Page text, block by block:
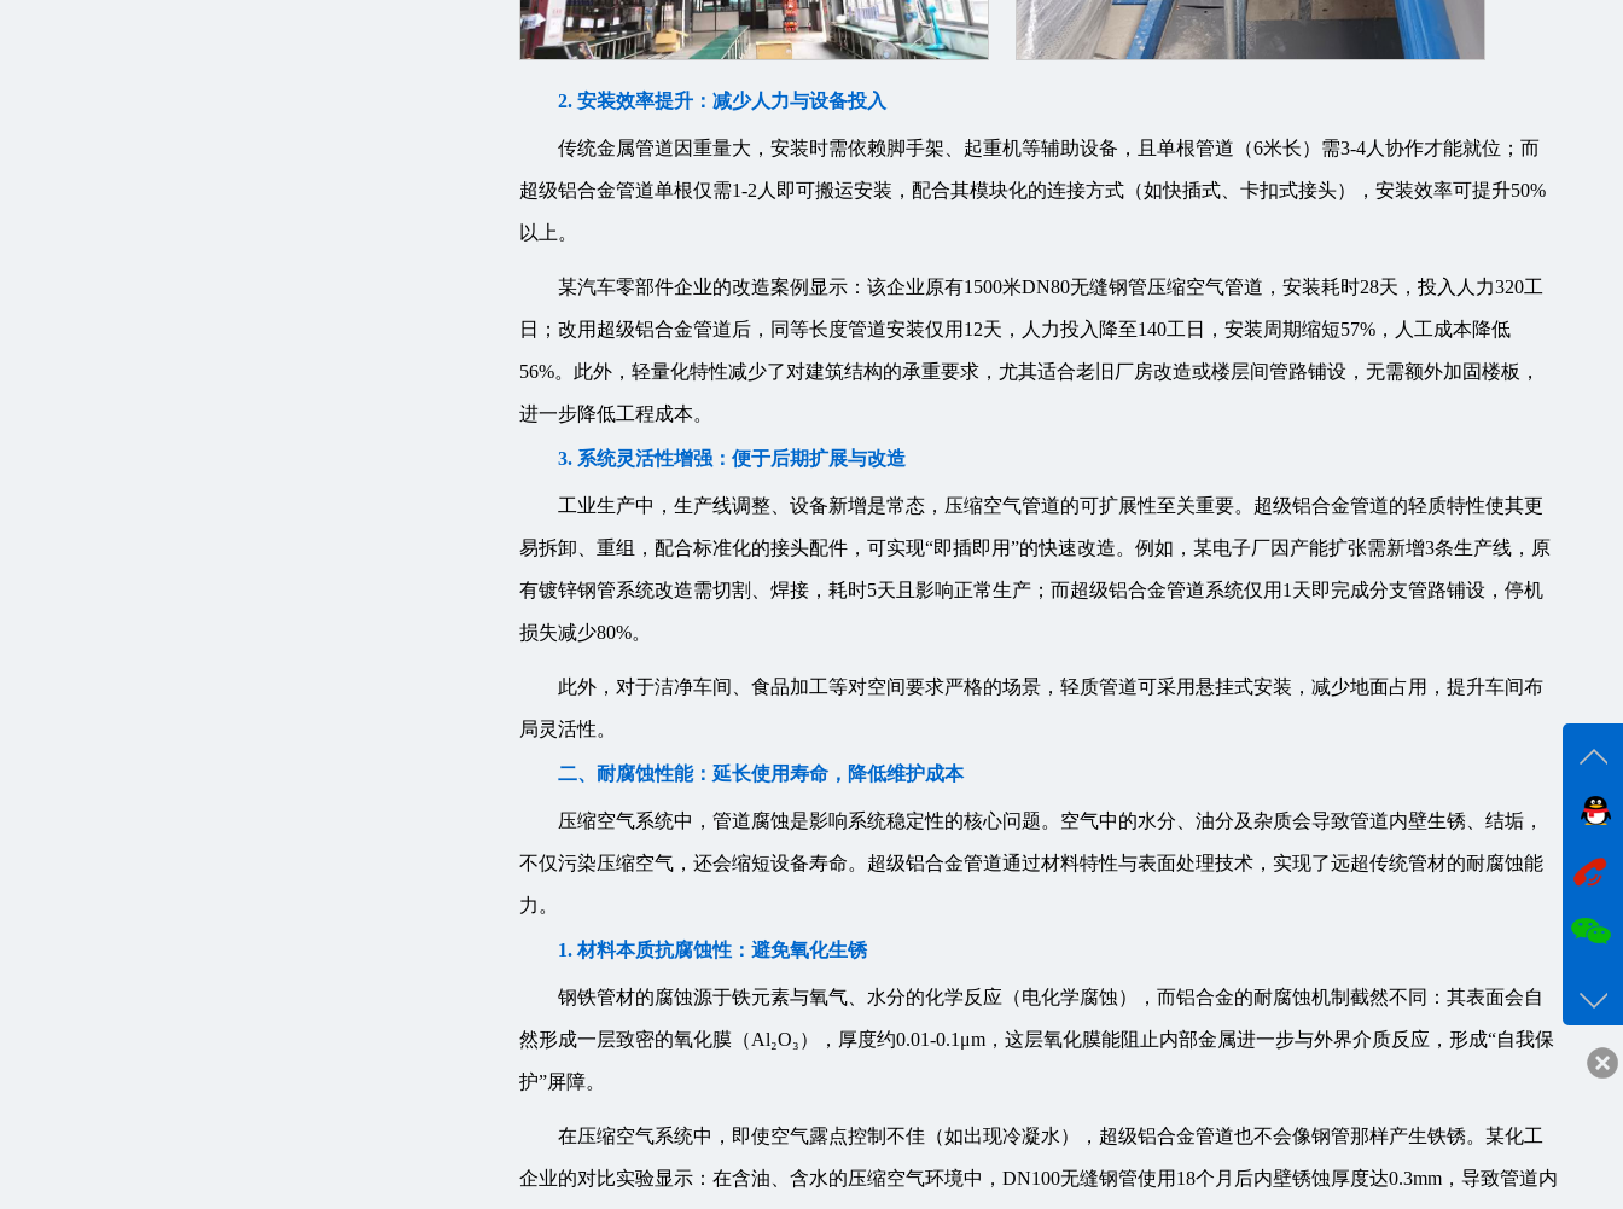
2. 安装效率提升：减少人力与设备投入
传统金属管道因重量大，安装时需依赖脚手架、起重机等辅助设备，且单根管道（6米长）需3-4人协作才能就位；而
超级铝合金管道单根仅需1-2人即可搬运安装，配合其模块化的连接方式（如快插式、卡扣式接头），安装效率可提升50%
以上。
某汽车零部件企业的改造案例显示：该企业原有1500米DN80无缝钢管压缩空气管道，安装耗时28天，投入人力320工
日；改用超级铝合金管道后，同等长度管道安装仅用12天，人力投入降至140工日，安装周期缩短57%，人工成本降低
56%。此外，轻量化特性减少了对建筑结构的承重要求，尤其适合老旧厂房改造或楼层间管路铺设，无需额外加固楼板，
进一步降低工程成本。
3. 系统灵活性增强：便于后期扩展与改造
工业生产中，生产线调整、设备新增是常态，压缩空气管道的可扩展性至关重要。超级铝合金管道的轻质特性使其更
易拆卸、重组，配合标准化的接头配件，可实现“即插即用”的快速改造。例如，某电子厂因产能扩张需新增3条生产线，原
有镀锌钢管系统改造需切割、焊接，耗时5天且影响正常生产；而超级铝合金管道系统仅用1天即完成分支管路铺设，停机
损失减少80%。
此外，对于洁净车间、食品加工等对空间要求严格的场景，轻质管道可采用悬挂式安装，减少地面占用，提升车间布
局灵活性。
二、耐腐蚀性能：延长使用寿命，降低维护成本
压缩空气系统中，管道腐蚀是影响系统稳定性的核心问题。空气中的水分、油分及杂质会导致管道内壁生锈、结垢，
不仅污染压缩空气，还会缩短设备寿命。超级铝合金管道通过材料特性与表面处理技术，实现了远超传统管材的耐腐蚀能
力。
1. 材料本质抗腐蚀性：避免氧化生锈
钢铁管材的腐蚀源于铁元素与氧气、水分的化学反应（电化学腐蚀），而铝合金的耐腐蚀机制截然不同：其表面会自
然形成一层致密的氧化膜（Al₂O₃），厚度约0.01-0.1μm，这层氧化膜能阻止内部金属进一步与外界介质反应，形成“自我保
护”屏障。
在压缩空气系统中，即使空气露点控制不佳（如出现冷凝水），超级铝合金管道也不会像钢管那样产生铁锈。某化工
企业的对比实验显示：在含油、含水的压缩空气环境中，DN100无缝钢管使用18个月后内壁锈蚀厚度达0.3mm，导致管道内
在线
咨
客服